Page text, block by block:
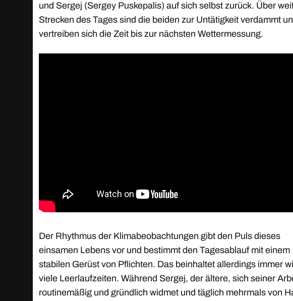
und Sergej (Sergey Puskepalis) auf sich selbst zurück. Über
Strecken des Tages sind die beiden zur Untätigkeit verdammt
vertreiben sich die Zeit bis zur nächsten Wettermessung.
Der Rhythmus der Klimabeobachtungen gibt den Puls dieses
einsamen Lebens vor und bestimmt den Tagesablauf mit einem
stabilen Gerüst von Pflichten. Das beinhaltet allerdings immer
viele Leerlaufzeiten. Während Sergej, der ältere, sich seiner
routinemäßig und gründlich widmet und täglich mehrmals von